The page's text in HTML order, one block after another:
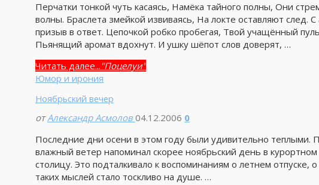
Перчатки тонкой чуть касаясь, Намёка тайного полны, Они
волны. Браслета змейкой извиваясь, На локте оставляют след.
призыв в ответ. Цепочкой робко пробегая, Твой учащённый
Пьянящий аромат вдохнут. И ушку шёпот слов доверят, …
Читать далее... "Поцелуи"
Юмор и ирония
Ноябрьский вечер
от Александр Асмолов 04.12.2006 0
Последние дни осени в этом году были удивительно теплыми.
влажный ветер напоминал скорее ноябрьский день в
столицу. Это подталкивало к воспоминаниям о летнем отпуске,
таких мыслей стало тоскливо на душе. …